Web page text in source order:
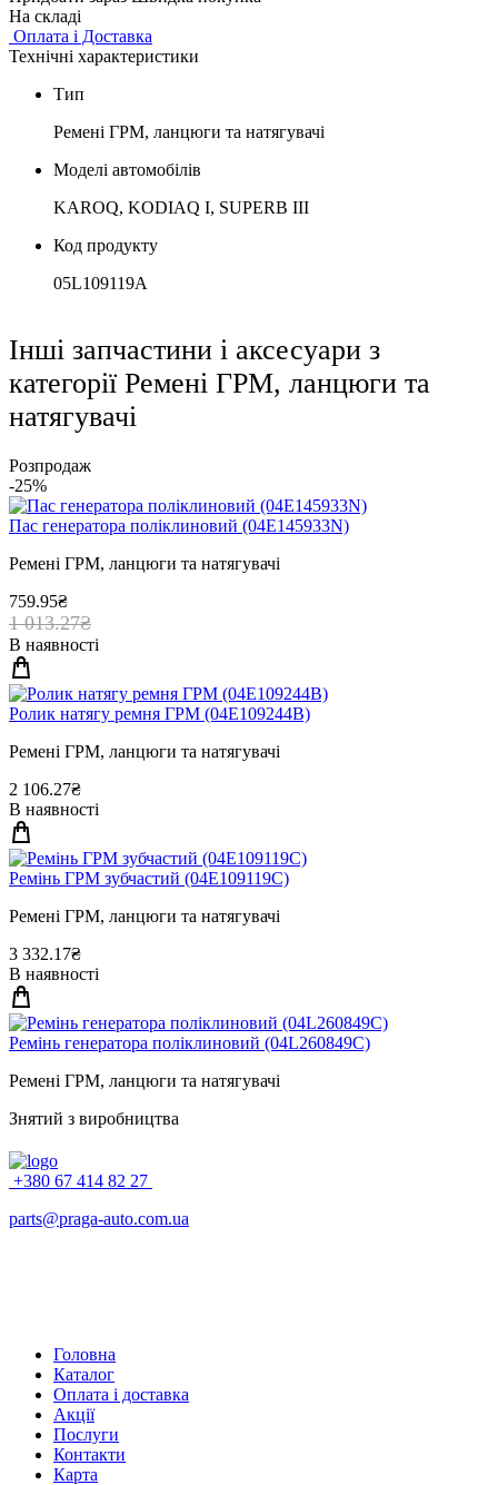
На складі
Оплата і Доставка
Технічні характеристики
Тип
Ремені ГРМ, ланцюги та натягувачі
Моделі автомобілів
KAROQ, KODIAQ I, SUPERB III
Код продукту
05L109119A
Інші запчастини і аксесуари з
категорії Ремені ГРМ, ланцюги та
натягувачі
Розпродаж
-25%
Пас генератора полiклиновий (04E145933N)
Ремені ГРМ, ланцюги та натягувачі
759.95₴
1 013.27₴
В наявності
Ролик натягу ремня ГРМ (04E109244B)
Ремені ГРМ, ланцюги та натягувачі
2 106.27₴
В наявності
Ремінь ГРМ зубчастий (04E109119C)
Ремені ГРМ, ланцюги та натягувачі
3 332.17₴
В наявності
Ремінь генератора полiклиновий (04L260849C)
Ремені ГРМ, ланцюги та натягувачі
Знятий з виробництва
+380 67 414 82 27
parts@praga-auto.com.ua
Головна
Каталог
Оплата і доставка
Акції
Послуги
Контакти
Карта